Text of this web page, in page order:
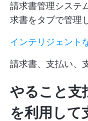
請求書管理システ
求書をタブで管理
インテリジェント
請求書、支払い、
やること支
を利用して